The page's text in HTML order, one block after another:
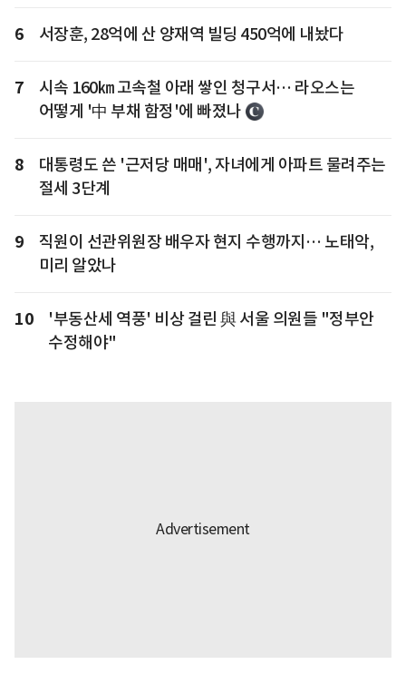
6 서장훈, 28억에 산 양재역 빌딩 450억에 내놨다
7
시속 160㎞ 고속철 아래 쌓인 청구서… 라오스는
어떻게 '中 부채 함정'에 빠졌나
8
대통령도 쓴 '근저당 매매', 자녀에게 아파트 물려주는
절세 3단계
9
직원이 선관위원장 배우자 현지 수행까지… 노태악,
미리 알았나
10
'부동산세 역풍' 비상 걸린 與 서울 의원들 "정부안
수정해야"